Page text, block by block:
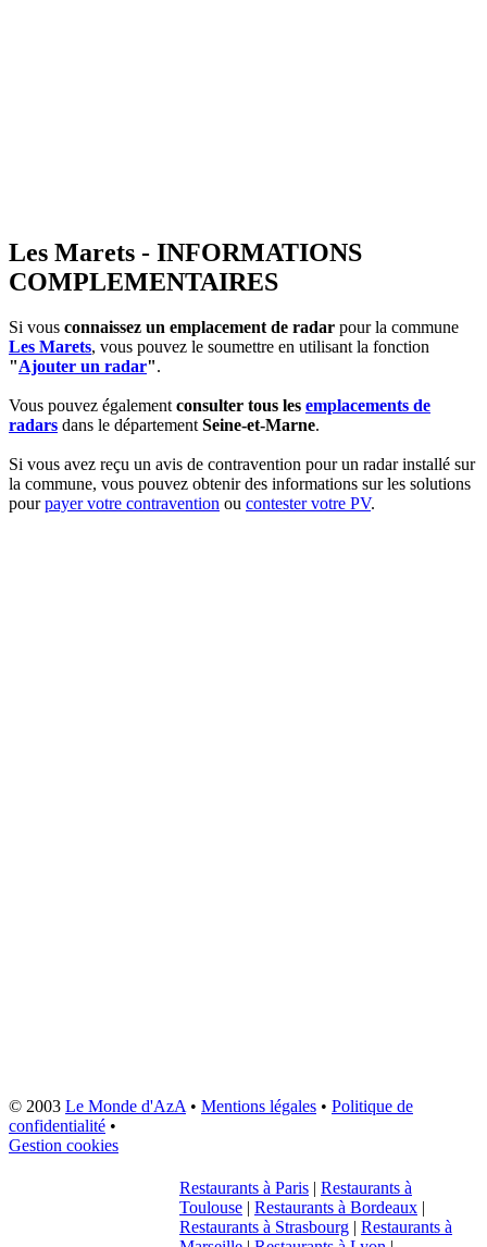
Les Marets - INFORMATIONS
COMPLEMENTAIRES
Si vous connaissez un emplacement de radar pour la commune
Les Marets, vous pouvez le soumettre en utilisant la fonction
"Ajouter un radar".
Vous pouvez égalementconsulter tous les emplacements de
radars dans le départementSeine-et-Marne.
Si vous avez reçu un avis de contravention pour un radar installé sur
la commune, vous pouvez obtenir des informations sur les solutions
pourpayer votre contravention ou contester votre PV.
© 2003 Le Monde d'AzA• Mentions légales • Politique de
confidentialité •
Gestion cookies
Restaurants à Paris | Restaurants à
Toulouse | Restaurants à Bordeaux |
Restaurants à Strasbourg | Restaurants à